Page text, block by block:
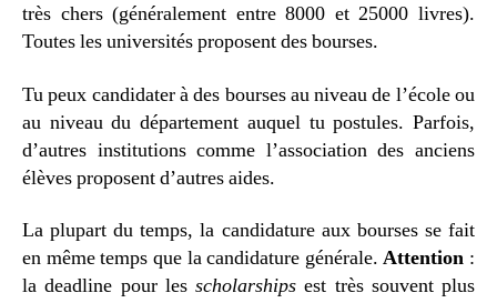
très chers (généralement entre 8000 et 25000 livres).
Toutes les universités proposent des bourses.
Tu peux candidater à des bourses au niveau de l’école ou
au niveau du département auquel tu postules. Parfois,
d’autres institutions comme l’association des anciens
élèves proposent d’autres aides.
La plupart du temps, la candidature aux bourses se fait
en même temps que la candidature générale.Attention :
la deadline pour les scholarships est très souvent plus